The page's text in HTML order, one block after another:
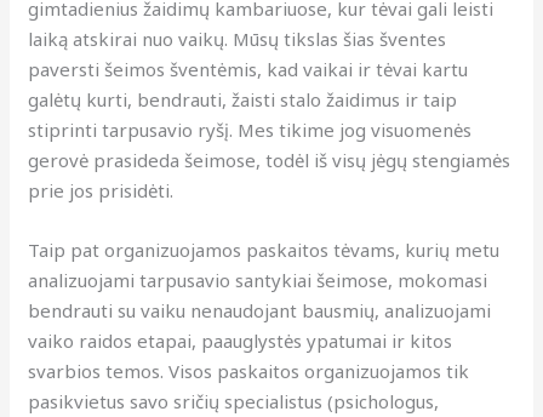
gimtadienius žaidimų kambariuose, kur tėvai gali leisti
laiką atskirai nuo vaikų. Mūsų tikslas šias šventes
paversti šeimos šventėmis, kad vaikai ir tėvai kartu
galėtų kurti, bendrauti, žaisti stalo žaidimus ir taip
stiprinti tarpusavio ryšį. Mes tikime jog visuomenės
gerovė prasideda šeimose, todėl iš visų jėgų stengiamės
prie jos prisidėti.
Taip pat organizuojamos paskaitos tėvams, kurių metu
analizuojami tarpusavio santykiai šeimose, mokomasi
bendrauti su vaiku nenaudojant bausmių, analizuojami
vaiko raidos etapai, paauglystės ypatumai ir kitos
svarbios temos. Visos paskaitos organizuojamos tik
pasikvietus savo sričių specialistus (psichologus,